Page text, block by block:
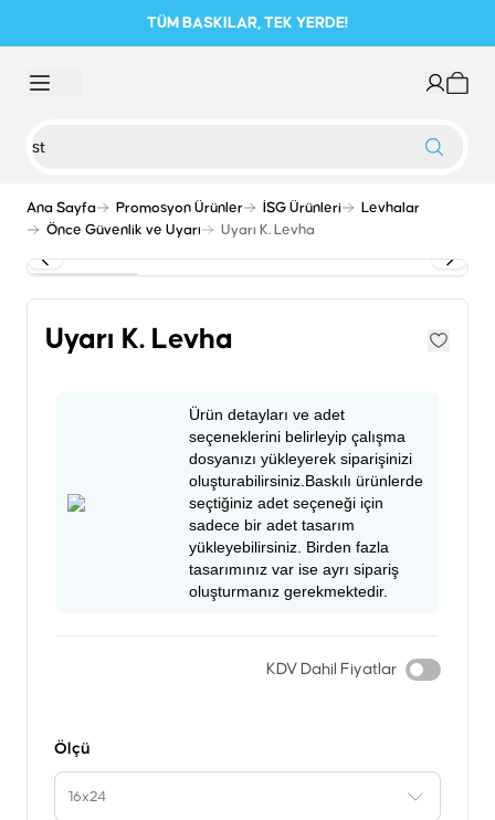
TÜM BASKILAR, TEK YERDE!
Ana Sayfa Promosyon Ürünler İSG Ürünleri
Levhalar
Önce Güvenlik ve Uyarı
Uyarı K. Levha
Uyarı K. Levha
Ürün detayları ve adet
seçeneklerini belirleyip çalışma
dosyanızı yükleyerek siparişinizi
oluşturabilirsiniz.Baskılı ürünlerde
seçtiğiniz adet seçeneği için
sadece bir adet tasarım
yükleyebilirsiniz. Birden fazla
tasarımınız var ise ayrı sipariş
oluşturmanız gerekmektedir.
KDV Dahil Fiyatlar
Ölçü
16x24